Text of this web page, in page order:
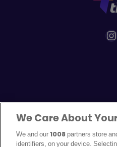
We Care About
We and our1008 partners store
identifiers, on your device.